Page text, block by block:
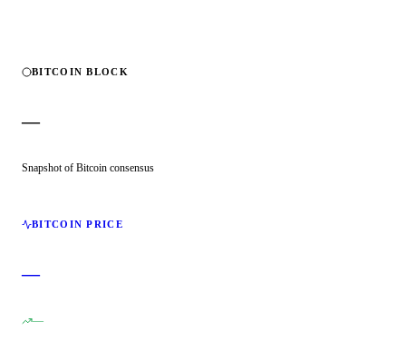
BITCOIN BLOCK
—
Snapshot of Bitcoin consensus
BITCOIN PRICE
—
—